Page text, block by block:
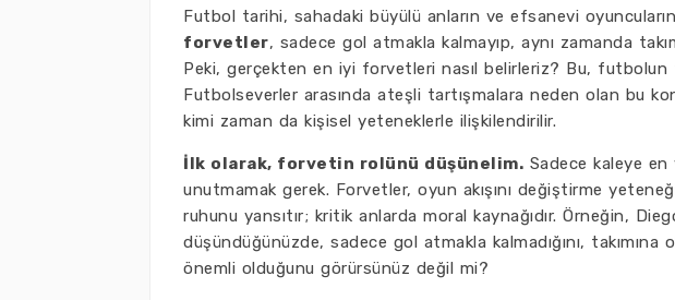
Futbol tarihi, sahadaki büyülü anların ve efsanevi
forvetler, sadece gol atmakla kalmayıp, aynı zamanda
Peki, gerçekten en iyi forvetleri nasıl belirleriz? Bu, futbolun
Futbolseverler arasında ateşli tartışmalara neden olan bu
kimi zaman da kişisel yeteneklerle ilişkilendirilir.
İlk olarak, forvetin rolünü düşünelim. Sadece kaleye en
unutmamak gerek. Forvetler, oyun akışını değiştirme
ruhunu yansıtır; kritik anlarda moral kaynağıdır. Örneğin,
düşündüğünüzde, sadece gol atmakla kalmadığını, takımına
önemli olduğunu görürsünüz değil mi?